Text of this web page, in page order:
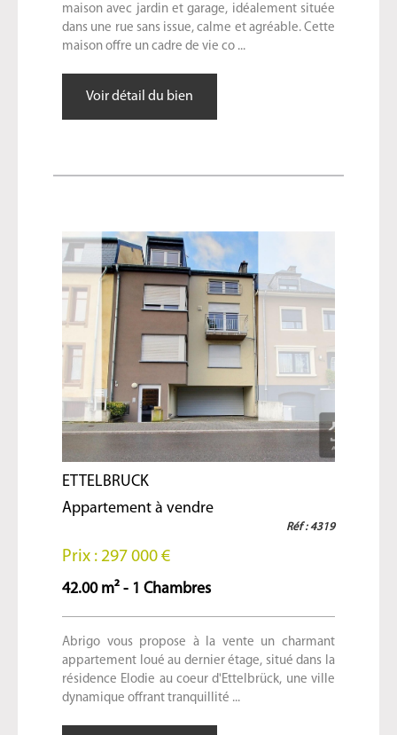
maison avec jardin et garage, idéalement située
dans une rue sans issue, calme et agréable. Cette
maison offre un cadre de vie co ...
Voir détail du bien
ETTELBRUCK
Appartement à vendre
Réf : 4319
Prix : 297 000 €
42.00 m² - 1 Chambres
Abrigo vous propose à la vente un charmant
appartement loué au dernier étage, situé dans la
résidence Elodie au coeur d'Ettelbrück, une ville
dynamique offrant tranquillité ...